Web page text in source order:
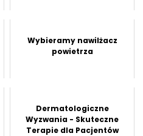
Wybieramy nawilżacz
powietrza
Dermatologiczne
Wyzwania - Skuteczne
Terapie dla Pacjentów